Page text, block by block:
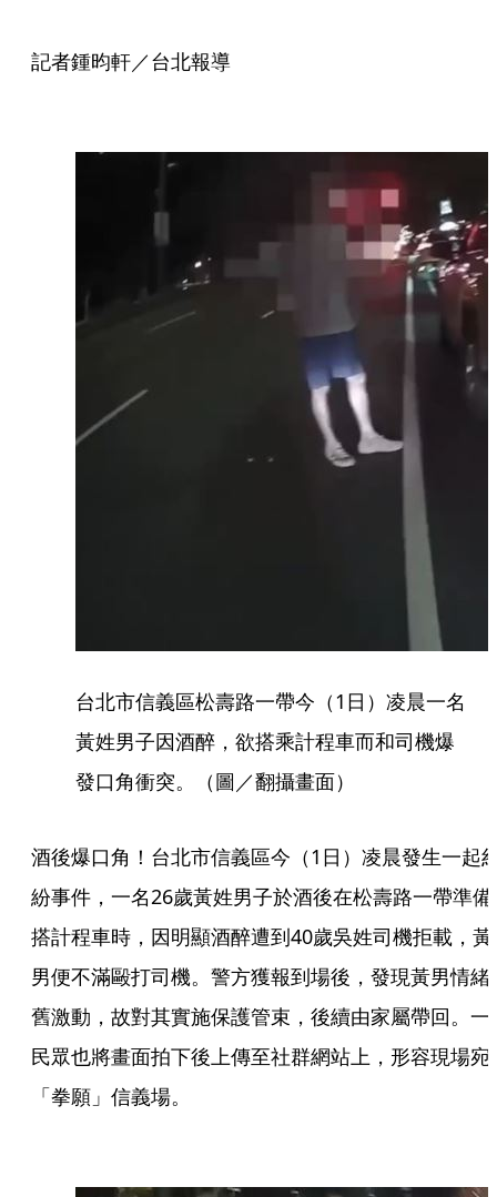
記者鍾昀軒／台北報導
台北市信義區松壽路一帶今（1日）凌晨一名
黃姓男子因酒醉，欲搭乘計程車而和司機爆
發口角衝突。（圖／翻攝畫面）
酒後爆口角！台北市信義區今（1日）凌晨發生一起
紛事件，一名26歲黃姓男子於酒後在松壽路一帶準備
搭計程車時，因明顯酒醉遭到40歲吳姓司機拒載，黃
男便不滿毆打司機。警方獲報到場後，發現黃男情緒
舊激動，故對其實施保護管束，後續由家屬帶回。一
民眾也將畫面拍下後上傳至社群網站上，形容現場宛
「拳願」信義場。